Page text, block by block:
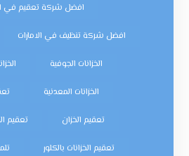
افضل شركة تعقيم في
افضل شركة تنظيف في الامارات
الخزانات الجوفية
الخزانات المعدنية
تعقيم الخزان تعقيم
تعقيم الخزانات بالكلور